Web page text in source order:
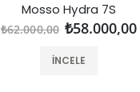
Mosso Hydra 7S
₺62.000,00 ₺58.000,00
İNCELE